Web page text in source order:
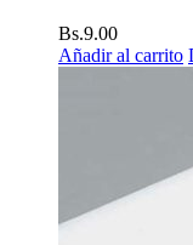
Bs.9.00
Añadir al carrito